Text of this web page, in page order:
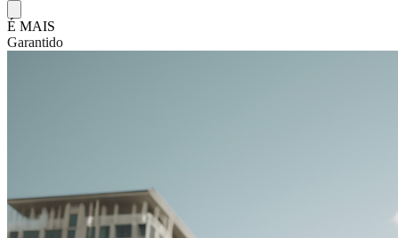
É MAIS
Vantagem